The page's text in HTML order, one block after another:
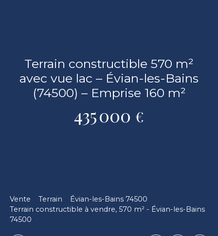
Terrain constructible 570 m²
avec vue lac – Évian-les-Bains
(74500) – Emprise 160 m²
435 000 €
Vente Terrain
Évian-les-Bains 74500
Terrain constructible à vendre, 570 m² - Évian-les-Bains
74500